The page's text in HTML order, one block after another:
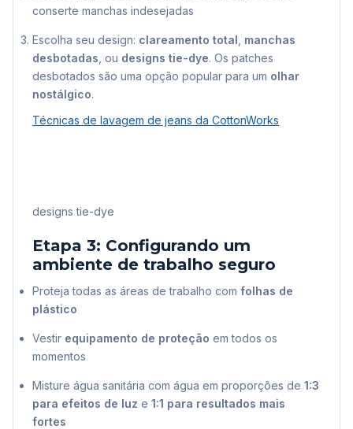
conserte manchas indesejadas
Escolha seu design: clareamento total manchas
desbotadas , ou designs tie-dye. Os patches
desbotados são uma opção popular para um olhar
nostálgico.
Técnicas de lavagem de jeans da CottonWorks
designs tie-dye
Etapa 3: Configurando um
ambiente de trabalho seguro
Proteja todas as áreas de trabalho com folhas de
plástico
Vestir equipamento de proteção em todos os
momentos
Misture água sanitária com água em proporções de 1:3
para efeitos de luz e 1:1 para resultados mais
fortes